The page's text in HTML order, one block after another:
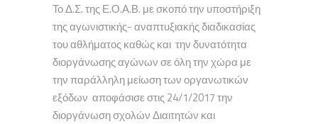
Το Δ.Σ. της Ε.Ο.Α.Β. με σκοπό την υποστήριξη
της αγωνιστικής- αναπτυξιακής διαδικασίας
του αθλήματος καθώς και την δυνατότητα
διοργάνωσης αγώνων σε όλη την χώρα με
την παράλληλη μείωση των οργανωτικών
εξόδων αποφάσισε στις 24/1/2017 την
διοργάνωση σχολών Διαιτητών και